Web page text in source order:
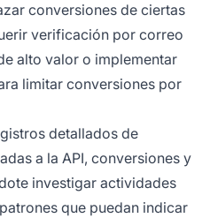
conversiones de ciertas
verificación por correo
alto valor o implementar
limitar conversiones por
detallados de
a la API, conversiones y
investigar actividades
que puedan indicar